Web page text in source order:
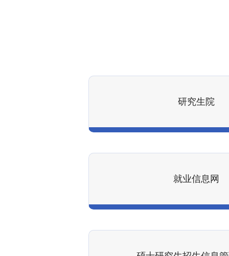
研究生院
就业信息网